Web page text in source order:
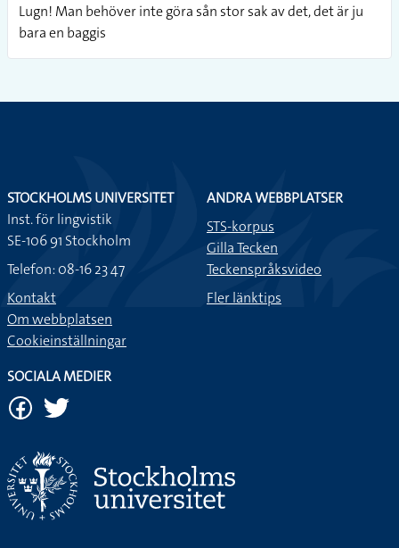
Lugn! Man behöver inte göra sån stor sak av det, det är ju
bara en baggis
STOCKHOLMS UNIVERSITET
Inst. för lingvistik
SE-106 91 Stockholm
Telefon: 08-16 23 47
Kontakt
Om webbplatsen
Cookieinställningar
ANDRA WEBBPLATSER
STS-korpus
Gilla Tecken
Teckenspråksvideo
Fler länktips
SOCIALA MEDIER